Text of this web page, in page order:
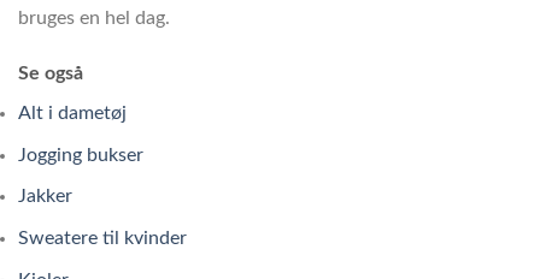
bruges en hel dag.
Se også
Alt i dametøj
Jogging bukser
Jakker
Sweatere til kvinder